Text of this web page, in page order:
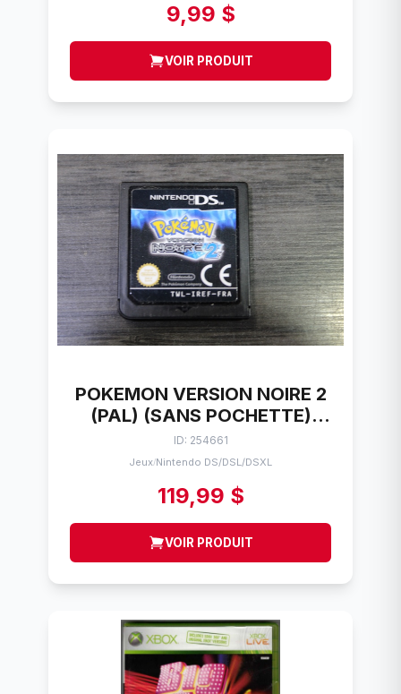
9,99 $
VOIR PRODUIT
POKEMON VERSION NOIRE 2
(PAL) (SANS POCHETTE)
NINTENDO DS
ID: 254661
Jeux/Nintendo DS/DSL/DSXL
119,99 $
VOIR PRODUIT